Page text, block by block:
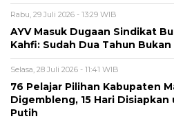
Rabu, 29 Juli 2026 - 13:29 WIB
AYV Masuk Dugaan Sindikat
Kahfi: Sudah Dua Tahun
Selasa, 28 Juli 2026 - 11:41 WIB
76 Pelajar Pilihan Kabupaten
Digembleng, 15 Hari
Putih